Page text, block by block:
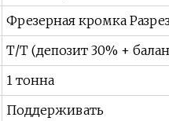
Фрезерная кромка
Т/Т (депозит 30% +
1 тонна
Поддерживать